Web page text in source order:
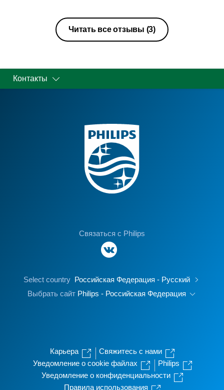
Читать все отзывы (3)
Контакты
Связаться с Philips
Select country Российская Федерация - Русский
Выбрать сайт Philips - Российская Федерация
Карьера
Свяжитесь с нами
Уведомление о cookie файлах
Philips
Уведомление о конфиденциальности
Правила использования